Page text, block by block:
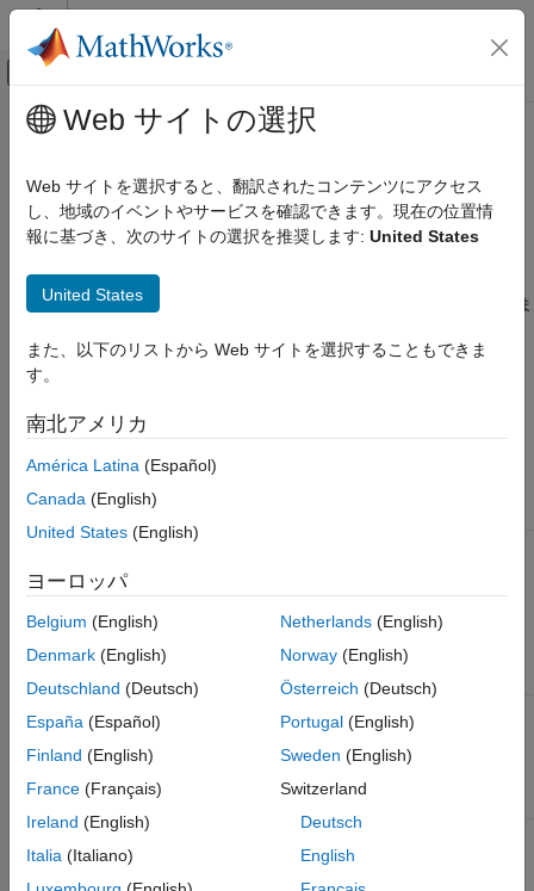
コンテンツへスキップ
オフキャンバス ナビゲーション メ
ドキュメンテーションのホーム
GPU Coder
カーネルの作成
GPU Coder
GPU Coder を使用した深層学習
Simulink での深層学習コード生成
モデル コンフィギュレーション パラメータ
ー: コード生成のカスタム コード
項目一覧
参考
メインコンテンツ
モデル コンフィギュレーション パ
ラメーター: コード生成のカスタム
コード
[コード生成]、
カスタム C コードを挿入するためのパラメーターが含まれていま
が必要です。
以下のコンフィギュレーション パラメーターは、
パラメーター
トと同じカスタム コードの
設定を使用
用するかどうかを指定しま
す。
追加コード(Simulink Coder)
生成されるモデル ソース フ
ァイルの先頭付近に含めるカ
スタム コードを指定しま
インクルード ヘッダー
(Simulink Coder)
ファイルの先頭付近に含める
Web サイトの選択
Web サイトを選択すると、翻訳されたコンテンツにアクセス
し、地域のイベントやサービスを確認できます。現在の位置情
報に基づき、次のサイトの選択を推奨します: United States
United States
また、以下のリストから Web サイトを選択することもできま
す。
南北アメリカ
América Latina (Español)
Canada (English)
United States (English)
ヨーロッパ
Belgium (English)
Denmark (English)
Deutschland (Deutsch)
España (Español)
Finland (English)
France (Français)
Ireland (English)
Italia (Italiano)
Netherlands(English)
Norway(English)
Österreich (Deutsch)
Portugal(English)
Sweden (English)
Switzerland
Deutsch
English